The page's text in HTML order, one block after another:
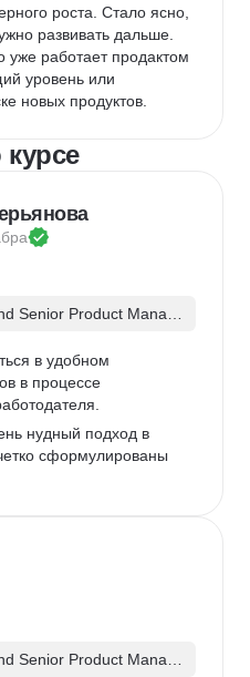
роста. Стало ясно,
развивать дальше.
уже работает продактом
уровень или
новых продуктов.
Senior Product Manag
в удобном
в процессе
нудный подход в
сформулированы
Senior Product Manag